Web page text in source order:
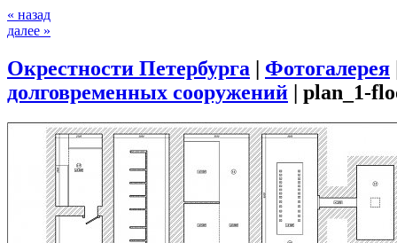
« назад
далее »
Окрестности Петербурга | Фотогалерея
долговременных сооружений | plan_1-